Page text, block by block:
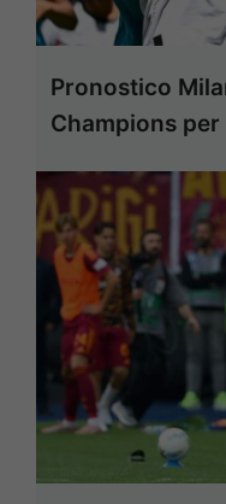
Pronostico
Champions